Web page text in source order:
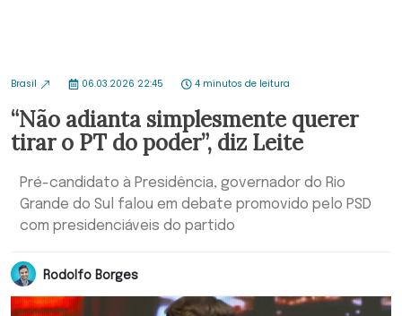
Brasil 06.03.2026 22:45 4 minutos de leitura
“Não adianta simplesmente querer
tirar o PT do poder”, diz Leite
Pré-candidato à Presidência, governador do Rio
Grande do Sul falou em debate promovido pelo PSD
com presidenciáveis do partido
Rodolfo Borges